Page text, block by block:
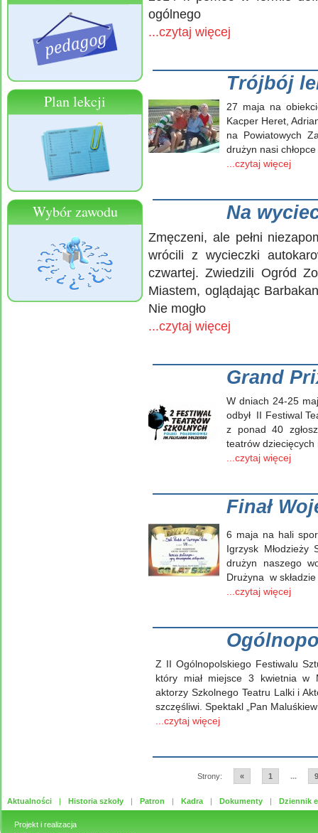
Plan lekcji
Wybór zawodu
ogólnego
...czytaj więcej
Trójbój
27 maja na
Kacper Heret,
na Powiatowych
drużyn nasi
...czytaj więcej
Na
Zmęczeni, ale pełni
wrócili z wycieczki
czwartej. Zwiedzili Ogród
Miastem, oglądając
Nie mogło
...czytaj więcej
Grand
W dniach 24-25
odbył II Festiwal
z ponad 40
teatrów dziecięcych
...czytaj więcej
Finał
6 maja na hali
Igrzysk Młodzieży
drużyn naszego
Drużyna w
...czytaj więcej
Z II Ogólnopolskiego Festiwalu
który miał miejsce 3 kwietnia w
aktorzy Szkolnego Teatru Lalki i
szczęśliwi. Spektakl „Pan
...czytaj więcej
Strony: « 1 ...
Aktualności Historia szkoły Patron Kadra Dokumenty Dziennik
Projekt i realizacja